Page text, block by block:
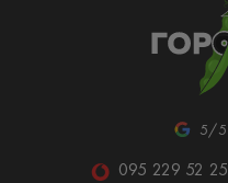
5/5
095 229 52 25